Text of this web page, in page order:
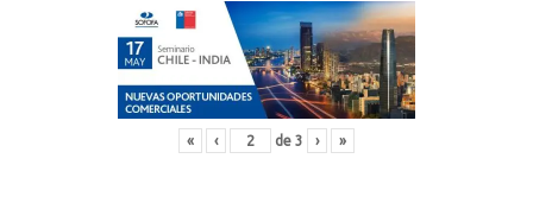
« ‹ de 3 › »